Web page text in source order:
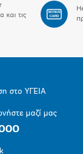
και τις
BONUS
CARD
στο ΥΓΕΙΑ
μαζί μας